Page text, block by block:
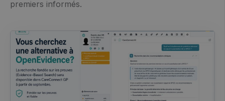
premiers informés.